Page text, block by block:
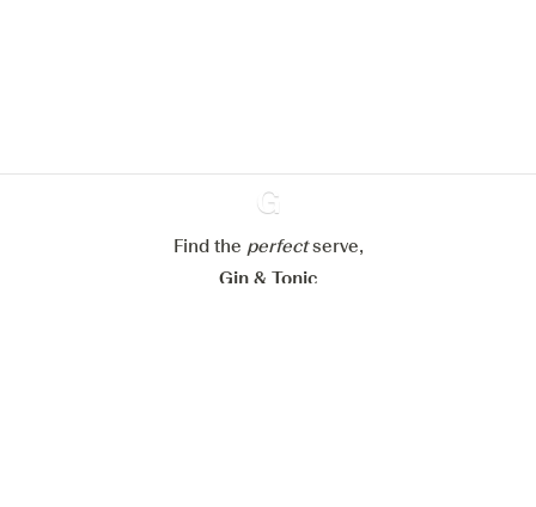
Ginventory
Find the perfectserve,
Gin & Tonic